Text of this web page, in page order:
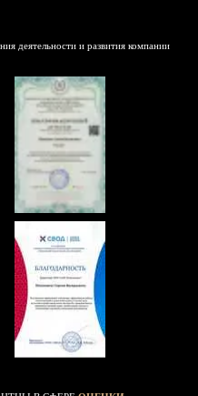
деятельности и развития компании